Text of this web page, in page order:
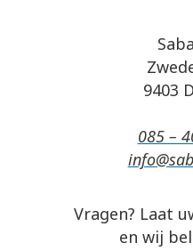
9403
085 –
Vragen? Laat
en wij